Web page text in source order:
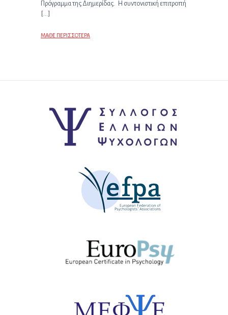
Πρόγραμμα της Διημερίδας. Η συντονιστική επιτροπή
[…]
ΜΑΘΕ ΠΕΡΙΣΣΟΤΕΡΑ